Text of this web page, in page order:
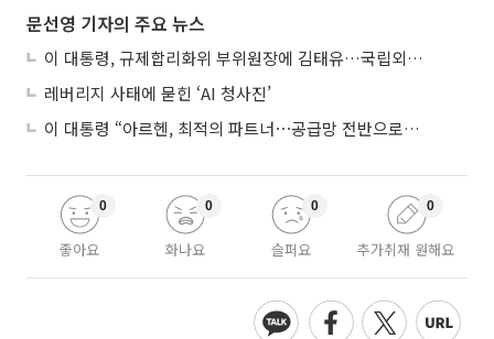
문선영 기자의 주요 뉴스
이 대통령, 규제합리화위 부위원장에 김태유…국립외교원장 김흥규
레버리지 사태에 묻힌 ‘AI 청사진’
이 대통령 “아르헨, 최적의 파트너⋯공급망 전반으로 확대”
좋아요
0
화나요
0
슬퍼요
0
추가취재 원해요
0